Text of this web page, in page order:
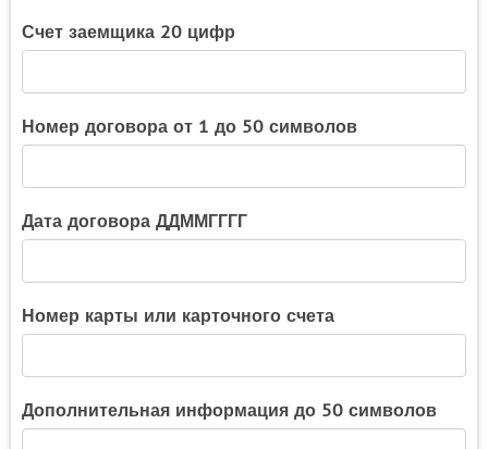
Счет заемщика 20 цифр
Номер договора от 1 до 50 символов
Дата договора ДДММГГГГ
Номер карты или карточного счета
Дополнительная информация до 50 символов